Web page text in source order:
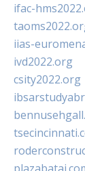
ifac-
iias-
ivd2022.org
csity2022.org